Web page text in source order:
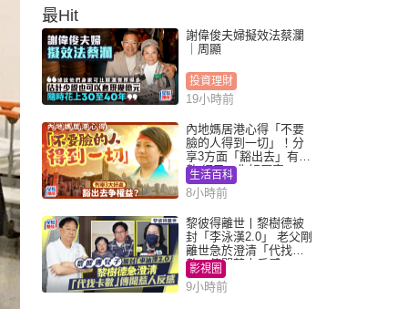
最Hit
謝偉俊夫婦擬效法蔡瀾
｜周顯
投資理財
19小時前
內地媽居港心得「不要
臉的人得到一切」！分
享3方面「豁出去」有著
數 網民：你好厲害
生活百科
8小時前
黎彼得離世丨黎樹德被
封「李泳漢2.0」 老父剛
離世急於澄清「代找卡
數」傳聞惹人反感
影視圈
9小時前